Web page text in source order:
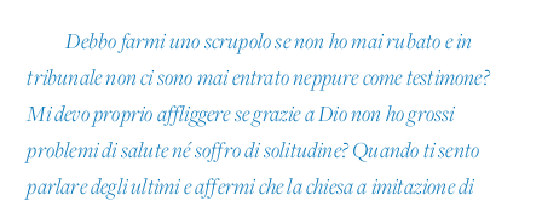
Debbo farmi uno scrupolo se non ho mai rubato e in
tribunale non ci sono mai entrato neppure come testimone?
Mi devo proprio affliggere se grazie a Dio non ho grossi
problemi di salute né soffro di solitudine? Quando ti sento
parlare degli ultimi e affermi che la chiesa a imitazione di